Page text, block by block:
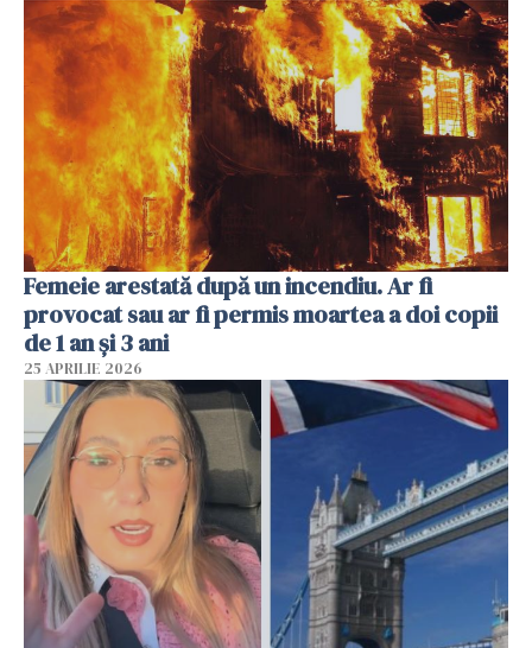
Femeie arestată după un incendiu. Ar fi
provocat sau ar fi permis moartea a doi copii
de 1 an și 3 ani
25 APRILIE 2026